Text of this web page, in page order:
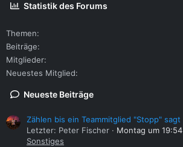
Statistik des Forums
Themen
Beiträge
Mitglieder
Neuestes Mitglied
Neueste Beiträge
Zählen bis ein Teammitglied "Stopp" sagt
Letzter: Peter Fischer
Montag um 19:54
Sonstiges